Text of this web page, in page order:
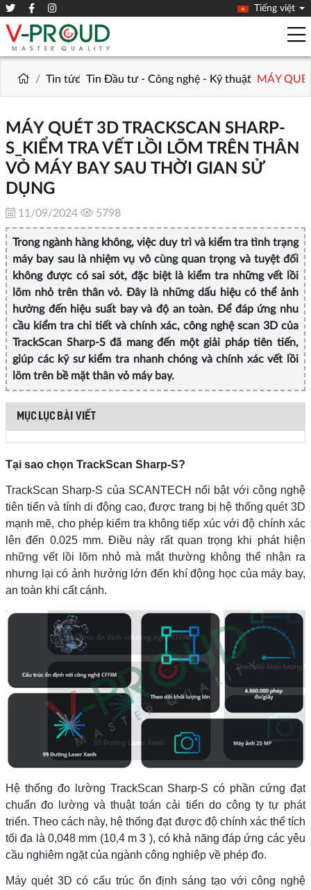
Tiếng việt
Tin tức Tin Đầu tư - Công nghệ - Kỹ thuật MÁY
MÁY QUÉT 3D TRACKSCAN SHARP-
S_KIỂM TRA VẾT LỒI LÕM TRÊN THÂN
VỎ MÁY BAY SAU THỜI GIAN SỬ
DỤNG
11/09/2024 5798
Trong ngành hàng không, việc duy trì và kiểm tra tình trạng
máy bay sau là nhiệm vụ vô cùng quan trọng và tuyệt đối
không được có sai sót, đặc biệt là kiểm tra những vết lồi
lõm nhỏ trên thân vỏ. Đây là những dấu hiệu có thể ảnh
hưởng đến hiệu suất bay và độ an toàn. Để đáp ứng nhu
cầu kiểm tra chi tiết và chính xác, công nghệ scan 3D của
TrackScan Sharp-S đã mang đến một giải pháp tiên tiến,
giúp các kỹ sư kiểm tra nhanh chóng và chính xác vết lồi
lõm trên bề mặt thân vỏ máy bay.
MỤC LỤC BÀI VIẾT
Tại sao chọn TrackScan Sharp-S?
TrackScan Sharp-S của SCANTECH nổi bật với công nghệ
tiên tiến và tính di động cao, được trang bị hệ thống quét 3D
mạnh mẽ, cho phép kiểm tra không tiếp xúc với độ chính xác
lên đến 0.025 mm. Điều này rất quan trọng khi phát hiện
những vết lồi lõm nhỏ mà mắt thường không thể nhận ra
nhưng lại có ảnh hưởng lớn đến khí động học của máy bay,
an toàn khi cất cánh.
Hệ thống đo lường TrackScan Sharp-S có phần cứng đạt
chuẩn đo lường và thuật toán cải tiến do công ty tự phát
triển. Theo cách này, hệ thống đạt được độ chính xác thể tích
tối đa là 0,048 mm (10,4 m 3 ), có khả năng đáp ứng các yêu
cầu nghiêm ngặt của ngành công nghiệp về phép đo.
Máy quét 3D có cấu trúc ổn định sáng tạo với công nghệ